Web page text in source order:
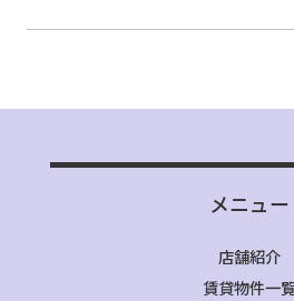
メニュー
店舗紹介
賃貸物件一